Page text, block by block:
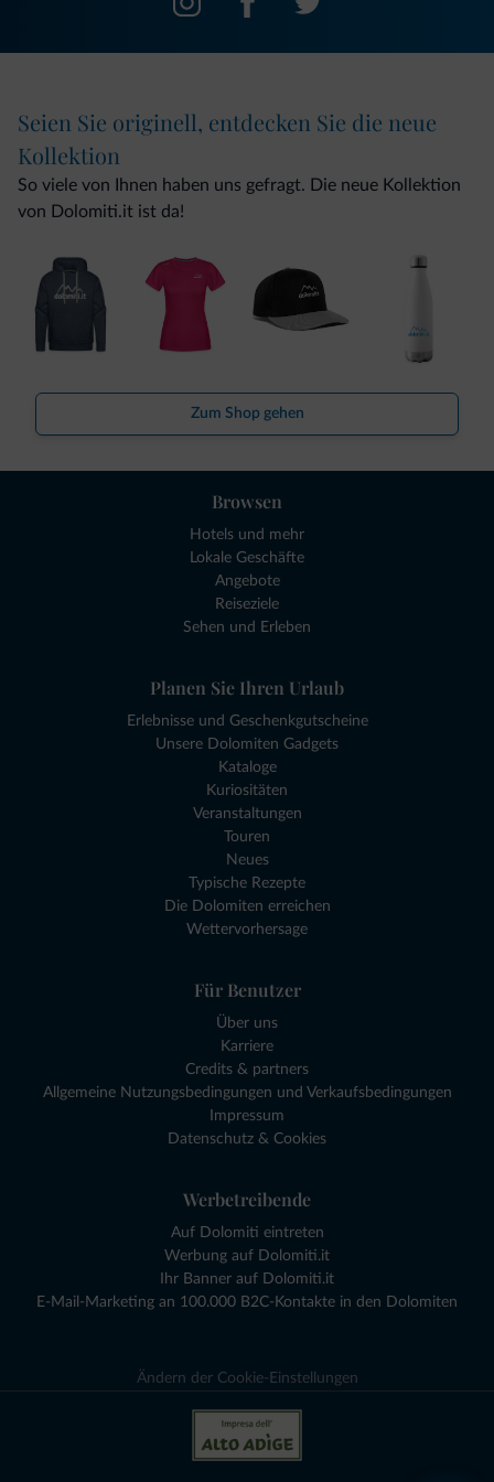
Seien Sie originell, entdecken Sie die neue
Kollektion
So viele von Ihnen haben uns gefragt. Die neue Kollektion
von Dolomiti.it ist da!
Zum Shop gehen
Browsen
Hotels und mehr
Lokale Geschäfte
Angebote
Reiseziele
Sehen und Erleben
Planen Sie Ihren Urlaub
Erlebnisse und Geschenkgutscheine
Unsere Dolomiten Gadgets
Kataloge
Kuriositäten
Veranstaltungen
Touren
Neues
Typische Rezepte
Die Dolomiten erreichen
Wettervorhersage
Für Benutzer
Über uns
Karriere
Credits & partners
Allgemeine Nutzungsbedingungen und Verkaufsbedingungen
Impressum
Datenschutz & Cookies
Werbetreibende
Auf Dolomiti eintreten
Werbung auf Dolomiti.it
Ihr Banner auf Dolomiti.it
E-Mail-Marketing an 100.000 B2C-Kontakte in den Dolomiten
Ändern der Cookie-Einstellungen